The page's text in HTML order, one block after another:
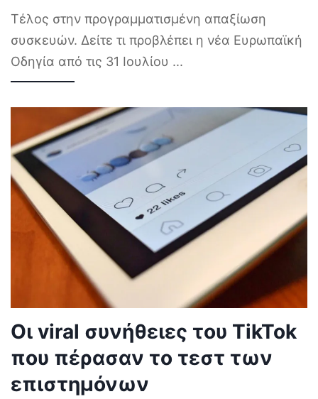
Τέλος στην προγραμματισμένη απαξίωση
συσκευών. Δείτε τι προβλέπει η νέα Ευρωπαϊκή
Οδηγία από τις 31 Ιουλίου ...
Οι viral συνήθειες του TikTok
που πέρασαν το τεστ των
επιστημόνων